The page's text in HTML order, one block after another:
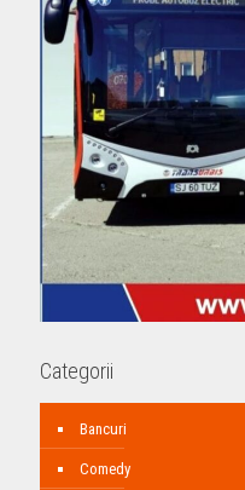
Categorii
Bancuri
Comedy